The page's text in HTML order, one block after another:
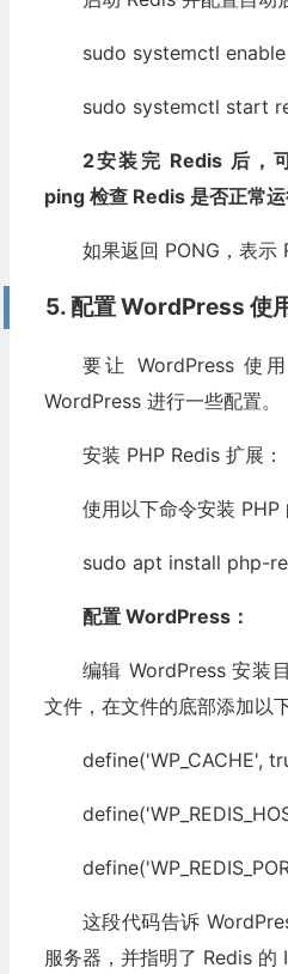
sudo systemctl
sudo systemctl start
2安装完 Redis 后，
ping 检查 Redis 是否正常运
如果返回 PONG，表示
5. 配置 WordPress 使
要让 WordPress 使
WordPress 进行一些配置。
安装 PHP Redis 扩展：
使用以下命令安装 PHP
sudo apt install php-
配置 WordPress：
编辑 WordPress 安装
文件，在文件的底部添加以
define('WP_CACHE',
这段代码告诉
服务器，并指明了 Redis 的